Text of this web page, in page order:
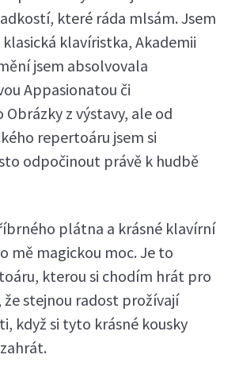
které ráda mlsám. Jsem
klasická klavíristka, Akademii
jsem absolvovala
Appasionatou či
Obrázky z výstavy, ale od
repertoáru jsem si
odpočinout právě k hudbě
plátna a krásné klavírní
mě magickou moc. Je to
kterou si chodím hrát pro
že stejnou radost prožívají
když si tyto krásné kousky